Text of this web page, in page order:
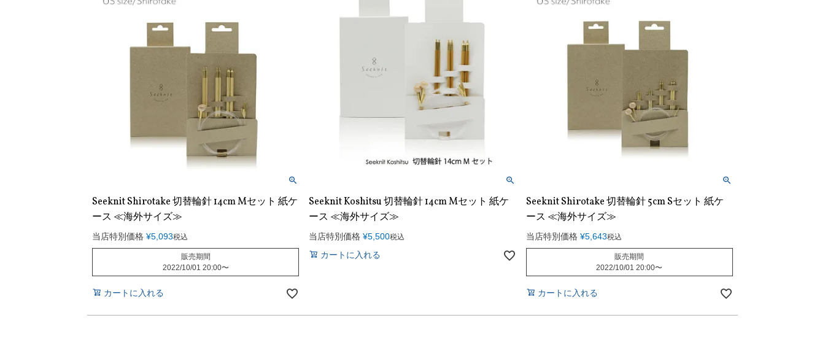
Seeknit Shirotake 切替輪針 14cm Mセット 紙ケ
ース ≪海外サイズ≫
当店特別価格 ¥5,093税込
販売期間
2022/10/01 20:00〜
カートに入れる
Seeknit Koshitsu 切替輪針 14cm Mセット 紙ケ
ース ≪海外サイズ≫
当店特別価格 ¥5,500税込
カートに入れる
Seeknit Shirotake 切替輪針 5cm Sセット 紙ケ
ース ≪海外サイズ≫
当店特別価格 ¥5,643税込
販売期間
2022/10/01 20:00〜
カートに入れる